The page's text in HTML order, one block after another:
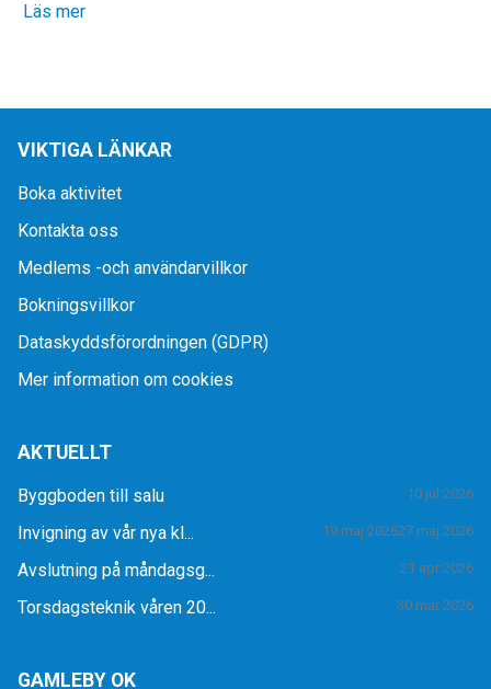
Läs mer
VIKTIGA LÄNKAR
Boka aktivitet
Kontakta oss
Medlems -och användarvillkor
Bokningsvillkor
Dataskyddsförordningen (GDPR)
Mer information om cookies
AKTUELLT
Byggboden till salu 10 jul 2026
27 maj 2026
Invigning av vår nya kl... 19 maj 2026
Avslutning på måndagsg... 21 apr 2026
Torsdagsteknik våren 20... 30 mar 2026
GAMLEBY OK